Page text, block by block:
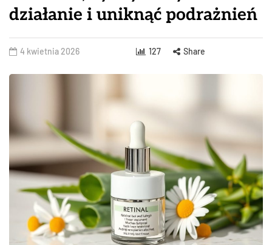
działanie i uniknąć podrażnień
4 kwietnia 2026 127 Share